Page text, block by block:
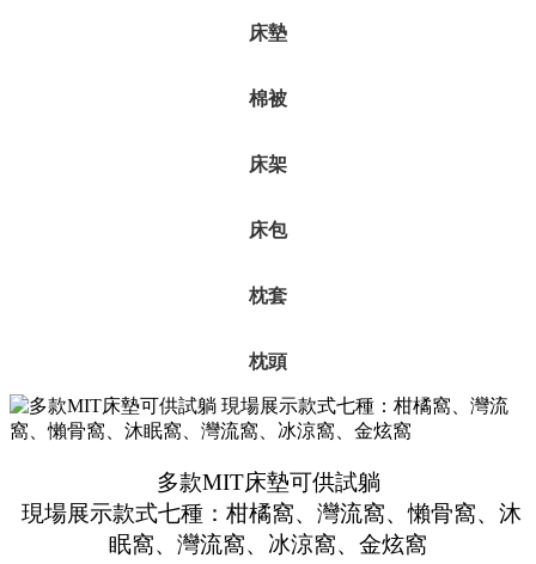
床墊
棉被
床架
床包
枕套
枕頭
多款MIT床墊可供試躺
現場展示款式七種：柑橘窩、灣流窩、懶骨窩、沐
眠窩、灣流窩、冰涼窩、金炫窩